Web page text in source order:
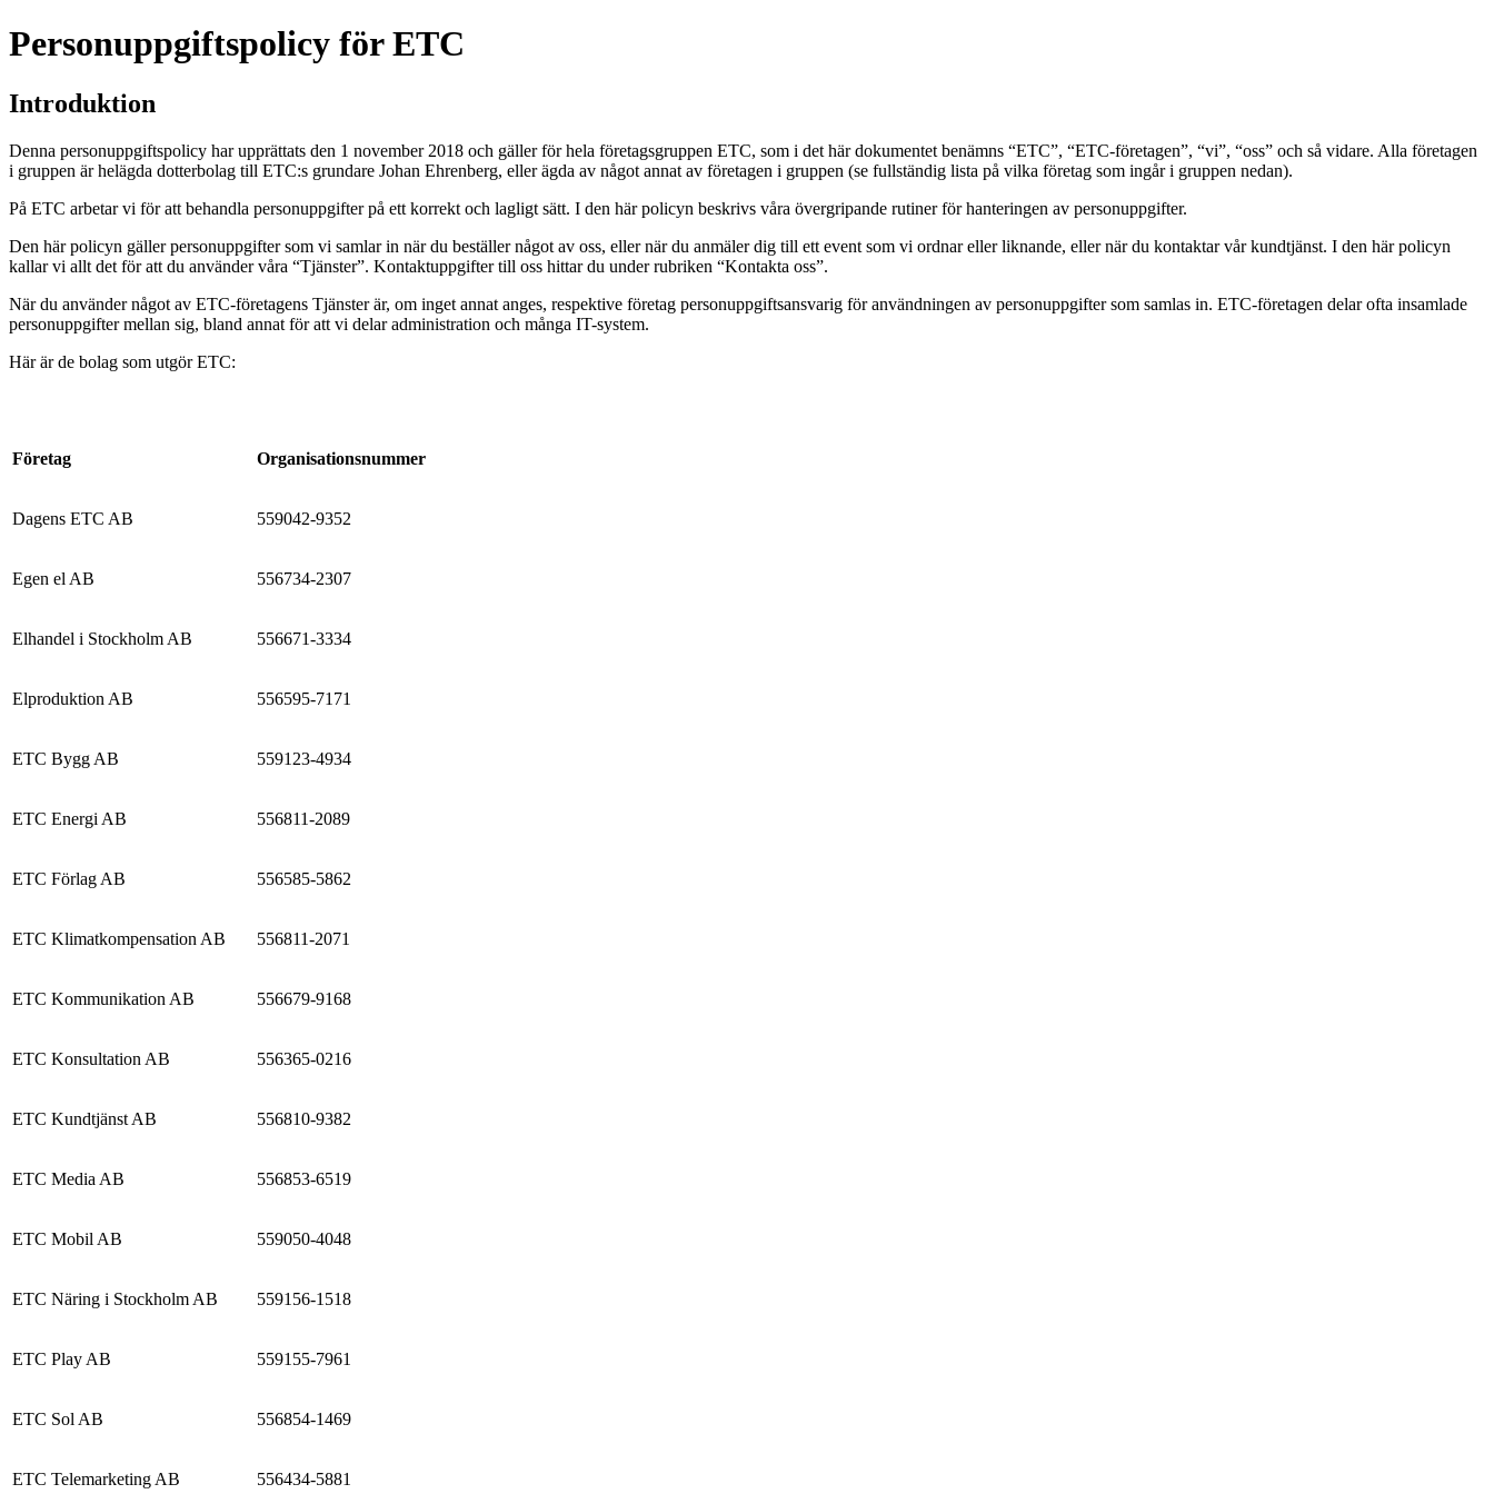
Personuppgiftspolicy för ETC
Introduktion
Denna personuppgiftspolicy har upprättats den 1 november 2018 och gäller för hela företagsgruppen ETC, som i det här dokumentet benämns “ETC”, “ETC-företagen”, “vi”, “oss” och så vidare. Alla företagen
i gruppen är helägda dotterbolag till ETC:s grundare Johan Ehrenberg, eller ägda av något annat av företagen i gruppen (se fullständig lista på vilka företag som ingår i gruppen nedan).
På ETC arbetar vi för att behandla personuppgifter på ett korrekt och lagligt sätt. I den här policyn beskrivs våra övergripande rutiner för hanteringen av personuppgifter.
Den här policyn gäller personuppgifter som vi samlar in när du beställer något av oss, eller när du anmäler dig till ett event som vi ordnar eller liknande, eller när du kontaktar vår kundtjänst. I den här policyn
kallar vi allt det för att du använder våra “Tjänster”. Kontaktuppgifter till oss hittar du under rubriken “Kontakta oss”.
När du använder något av ETC-företagens Tjänster är, om inget annat anges, respektive företag personuppgiftsansvarig för användningen av personuppgifter som samlas in. ETC-företagen delar ofta insamlade
personuppgifter mellan sig, bland annat för att vi delar administration och många IT-system.
Här är de bolag som utgör ETC:
Företag Organisationsnummer
Dagens ETC AB 559042-9352
Egen el AB 556734-2307
Elhandel i Stockholm AB 556671-3334
Elproduktion AB 556595-7171
ETC Bygg AB 559123-4934
ETC Energi AB 556811-2089
ETC Förlag AB 556585-5862
ETC Klimatkompensation AB 556811-2071
ETC Kommunikation AB 556679-9168
ETC Konsultation AB 556365-0216
ETC Kundtjänst AB 556810-9382
ETC Media AB 556853-6519
ETC Mobil AB 559050-4048
ETC Näring i Stockholm AB 559156-1518
ETC Play AB 559155-7961
ETC Sol AB 556854-1469
ETC Telemarketing AB 556434-5881